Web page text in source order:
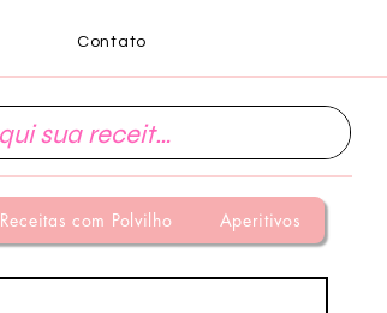
Contato
Receitas com Polvilho Aperitivos